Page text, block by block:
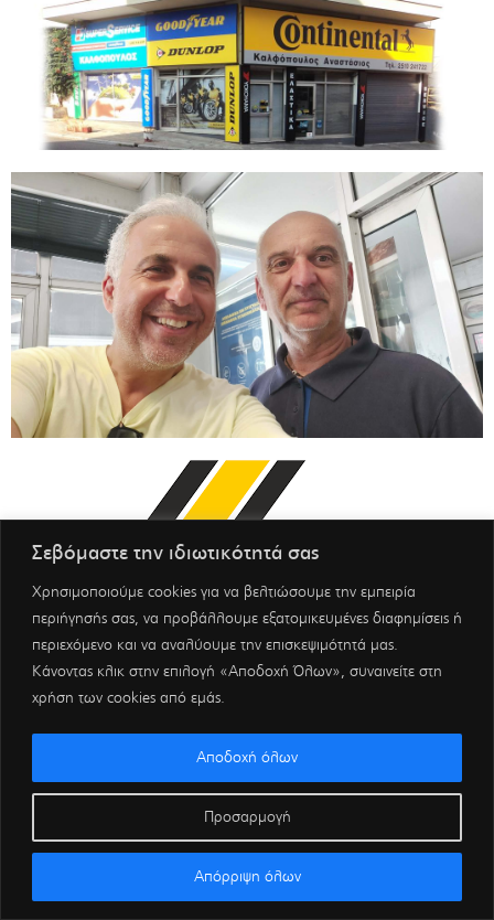
Σεβόμαστε την ιδιωτικότητά σας
Χρησιμοποιούμε cookies για να βελτιώσουμε την εμπειρία
περιήγησής σας, να προβάλλουμε εξατομικευμένες διαφημίσεις ή
περιεχόμενο και να αναλύουμε την επισκεψιμότητά μας.
Κάνοντας κλικ στην επιλογή «Αποδοχή Όλων», συναινείτε στη
χρήση των cookies από εμάς.
Προσαρμογή
Απόρριψη όλων
Αποδοχή όλων